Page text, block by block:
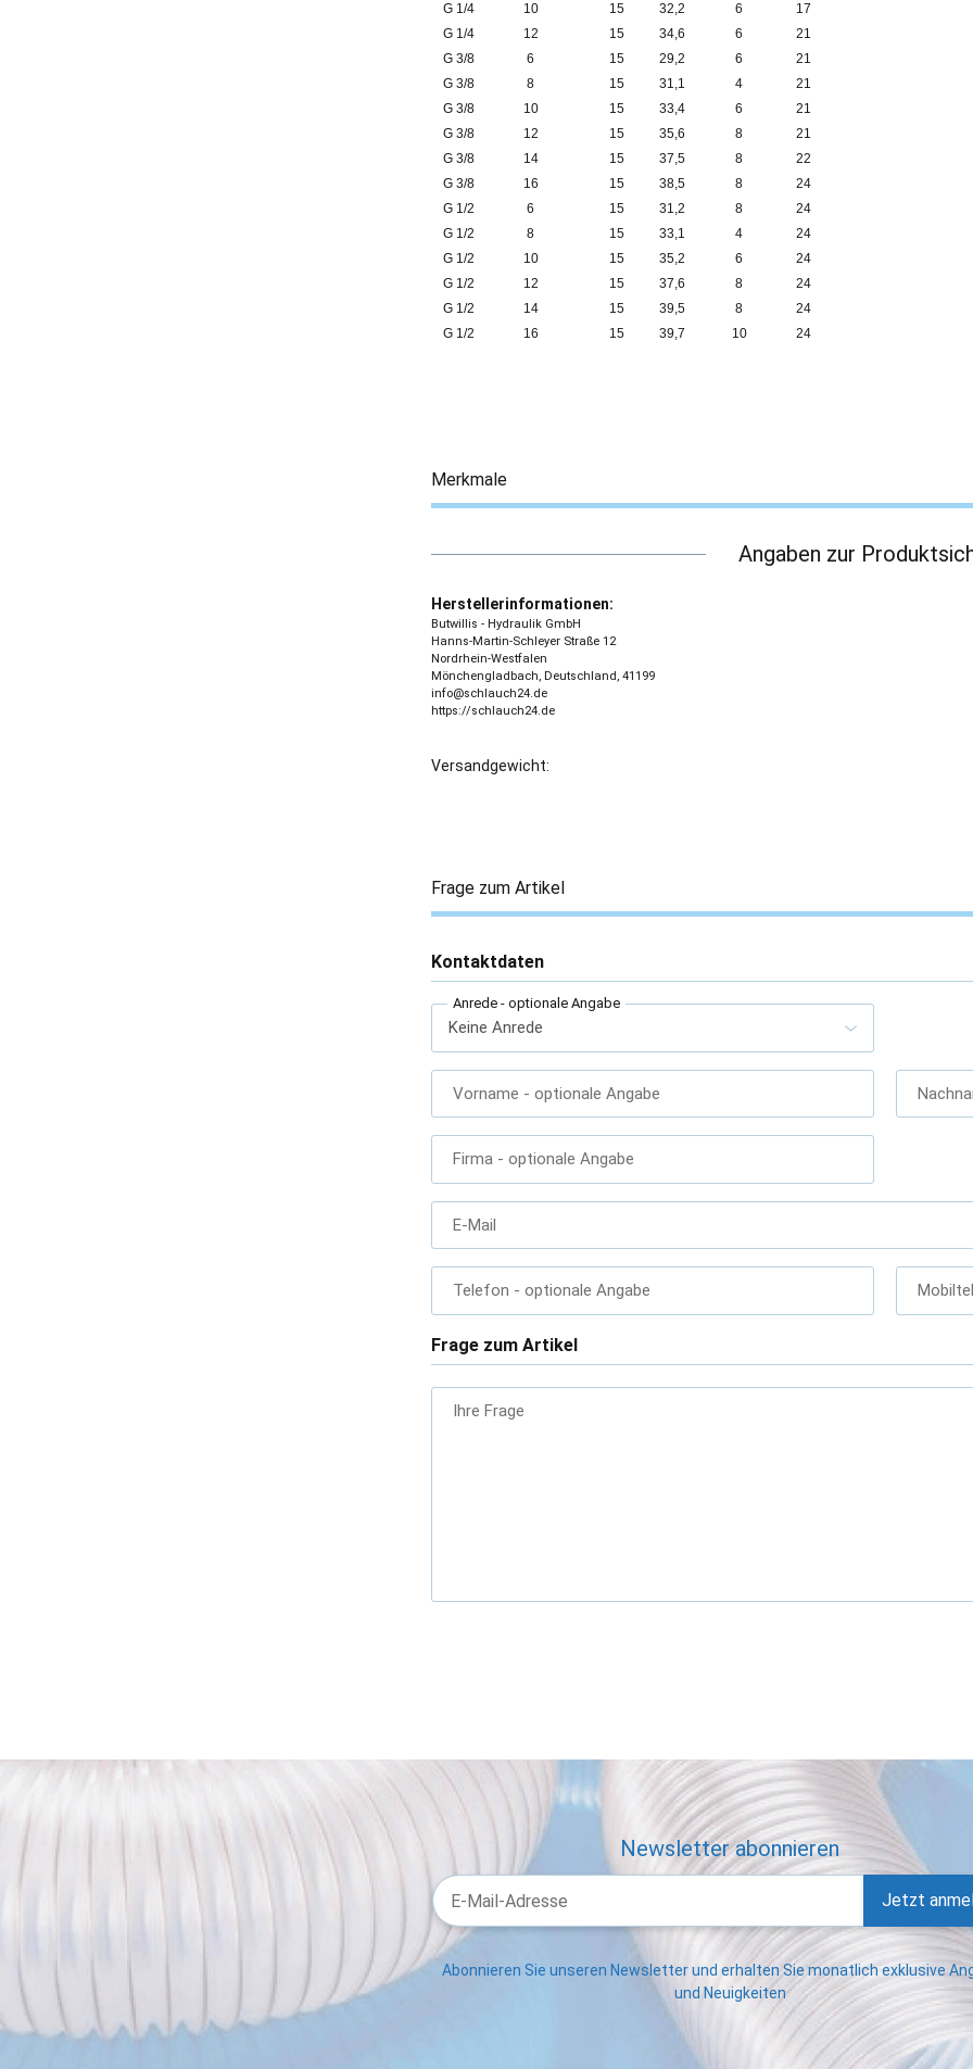
G 1/4
10 15 32,2 6
17
G 1/4
12 15 34,6 6
21
G 3/8
6 15 29,2 6
21
G 3/8
8 15 31,1 4
21
G 3/8
10 15 33,4 6
21
G 3/8
12 15 35,6 8
21
G 3/8
14 15 37,5 8
22
G 3/8
16 15 38,5 8
24
G 1/2
6 15 31,2 8
24
G 1/2
8 15 33,1 4
24
G 1/2
10 15 35,2 6
24
G 1/2
12 15 37,6 8
24
G 1/2
14 15 39,5 8
24
G 1/2
16 15 39,7 10 24
Merkmale
Angaben zur
Herstellerinformationen:
Butwillis - Hydraulik GmbH
Hanns-Martin-Schleyer Straße 12
Nordrhein-Westfalen
Mönchengladbach, Deutschland, 41199
info@schlauch24.de
https://schlauch24.de
Versandgewicht:
Frage zum Artikel
Kontaktdaten
Anrede - optionale Angabe
Vorname - optionale Angabe
Firma - optionale Angabe
E-Mail
Telefon - optionale Angabe
Frage zum Artikel
Ihre Frage
Newsletter abonnieren
Jetzt
Abonnieren Sie unseren Newsletter und erhalten Sie monatlich exklusive
und Neuigkeiten